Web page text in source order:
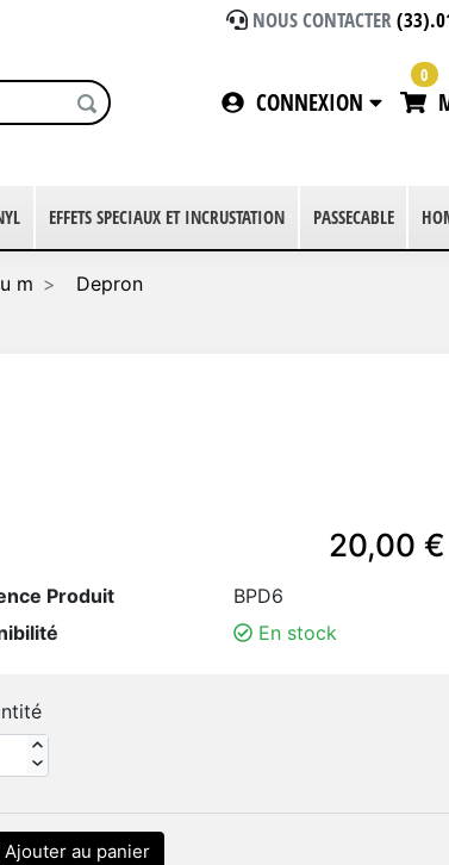
NOUS CONTACTER
CONNEXION
0
EFFETS SPECIAUX ET INCRUSTATION PASSECABLE
m Depron
20,00 €
Produit
BPD6
En stock
Ajouter au panier